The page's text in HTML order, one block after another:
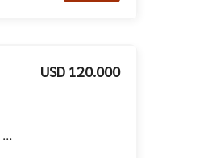
Apartamento en venta 1 dormitorio cerca de todos los servicios y de la playa!!
USD 120.000